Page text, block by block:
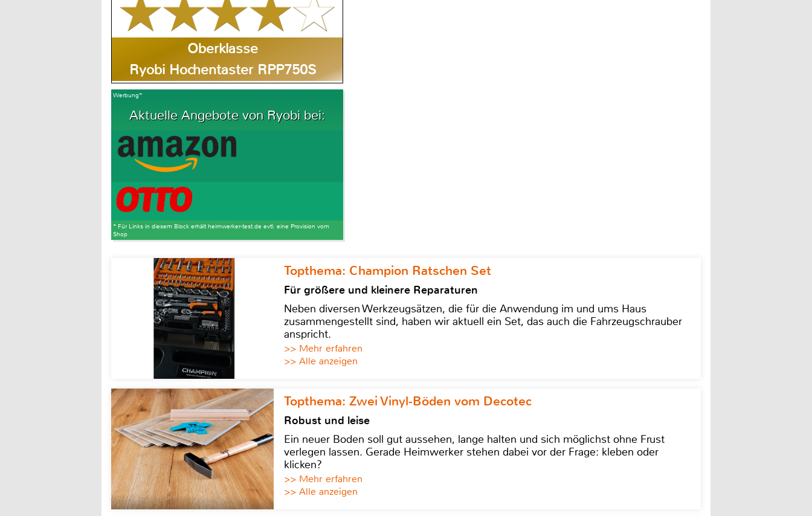
Oberklasse
Ryobi Hochentaster RPP750S
Werbung*
Aktuelle Angebote von Ryobi bei:
* Für Links in diesem Block erhält heimwerker-test.de evtl. eine Provision vom
Shop
Topthema: Champion Ratschen Set
Für größere und kleinere Reparaturen
Neben diversen Werkzeugsätzen, die für die Anwendung im und ums Haus
zusammengestellt sind, haben wir aktuell ein Set, das auch die Fahrzeugschrauber
anspricht.
>> Mehr erfahren
>> Alle anzeigen
Topthema: Zwei Vinyl-Böden vom Decotec
Robust und leise
Ein neuer Boden soll gut aussehen, lange halten und sich möglichst ohne Frust
verlegen lassen. Gerade Heimwerker stehen dabei vor der Frage: kleben oder
klicken?
>> Mehr erfahren
>> Alle anzeigen